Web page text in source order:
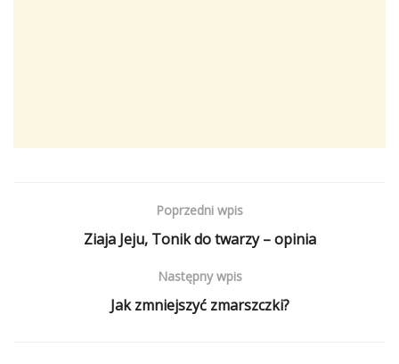
Poprzedni wpis
Ziaja Jeju, Tonik do twarzy – opinia
Następny wpis
Jak zmniejszyć zmarszczki?